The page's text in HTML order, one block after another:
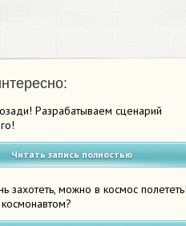
Разрабатываем сценарий
Читать запись полностью
захотеть, можно в космос
космонавтом?